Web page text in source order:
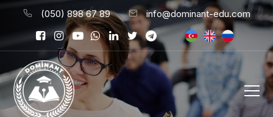
(050) 898 67 89 info@dominant-edu.com